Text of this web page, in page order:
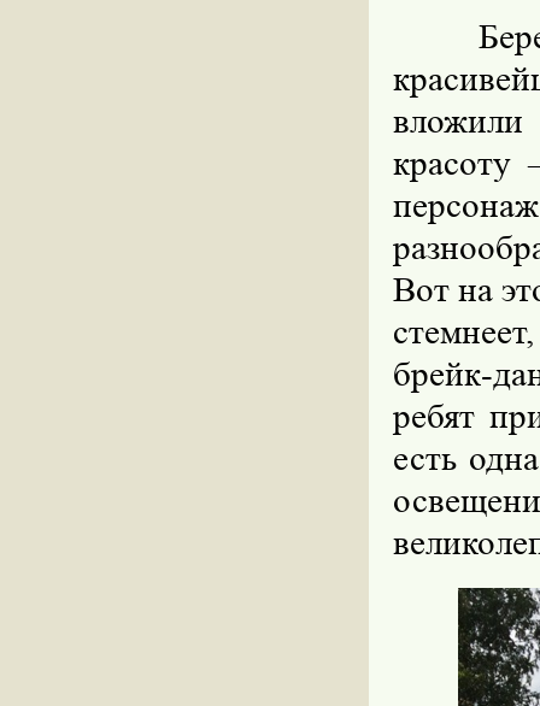
вложили
красоту
Вот на
брейк-
ребят
есть